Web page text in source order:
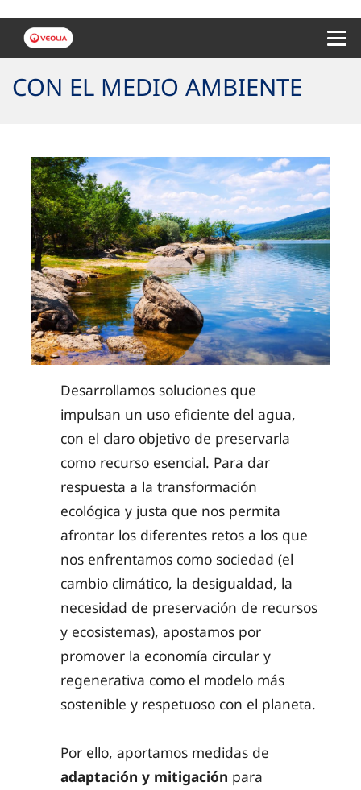
CON EL MEDIO AMBIENTE
Desarrollamos soluciones que
impulsan un uso eficiente del agua,
con el claro objetivo de preservarla
como recurso esencial. Para dar
respuesta a la transformación
ecológica y justa que nos permita
afrontar los diferentes retos a los que
nos enfrentamos como sociedad (el
cambio climático, la desigualdad, la
necesidad de preservación de recursos
y ecosistemas), apostamos por
promover la economía circular y
regenerativa como el modelo más
sostenible y respetuoso con el planeta.
Por ello, aportamos medidas de
adaptación y mitigación para